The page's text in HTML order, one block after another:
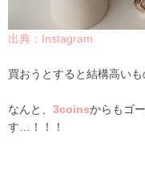
出典：Instagram
買おうとすると結構高いも
なんと、 3coinsからもゴ
す…！！！